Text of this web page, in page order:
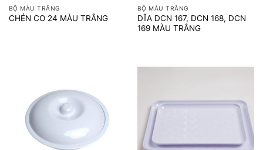
BỘ MÀU TRẮNG
CHÉN CO 24 MÀU TRẮNG
BỘ MÀU TRẮNG
DĨA DCN 167, DCN 168, DCN
169 MÀU TRẮNG